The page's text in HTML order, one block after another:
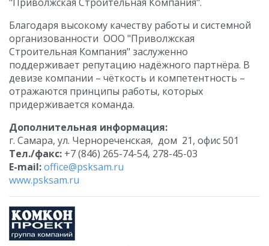
Благодаря высокому качеству работы и системной
организованности ООО "Приволжская
Строительная Компания" заслуженно
поддерживает репутацию надёжного партнёра. В
девизе компании – чёткость и компетентность –
отражаются принципы работы, которых
придерживается команда.
Дополнительная информация:
г. Самара, ул. Чернореченская, дом 21, офис 501
Тел./факс: +7 (846) 265-74-54, 278-45-03
E-mail:office@psksam.ru
www.psksam.ru